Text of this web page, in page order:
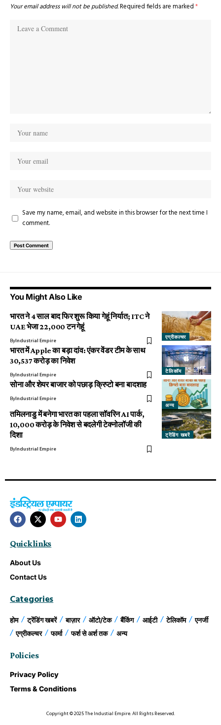
Your email address will not be published.Required fields are marked *
Save my name, email, and website in this browser for the next time I
comment.
You Might Also Like
एग्रीकल्चर
भारत ने 4 साल बाद फिर शुरू किया गेहूं निर्यात; ITC ने
UAE भेजा 22,000 टन गेहूं
ByIndustrial Empire
टेलिकॉम
भारत में Apple का बड़ा दांव: एंकर वेंडर टीम के साथ
₹30,537 करोड़ का निवेश
ByIndustrial Empire
अन्य
सोना और शेयर बाजार को पछाड़ क्रिप्टो बना बादशाह
ByIndustrial Empire
ट्रेंडिंग खबरें
तमिलनाडु में बनेगा भारत का पहला सॉवरिन AI पार्क,
₹10,000 करोड़ के निवेश से बदलेगी टेक्नोलॉजी की
दिशा
ByIndustrial Empire
Quick links
About Us
Contact Us
Categories
होम ट्रेंडिंग खबरें बाज़ार ऑटो/टेक बैंकिंग आईटी टेलिकॉम
एनर्जी
एग्रीकल्चर
फार्मा फर्श से अर्श तक अन्य
Policies
Privacy Policy
Terms & Conditions
Copyright © 2025 The Industial Empire. All Rights Reserved.